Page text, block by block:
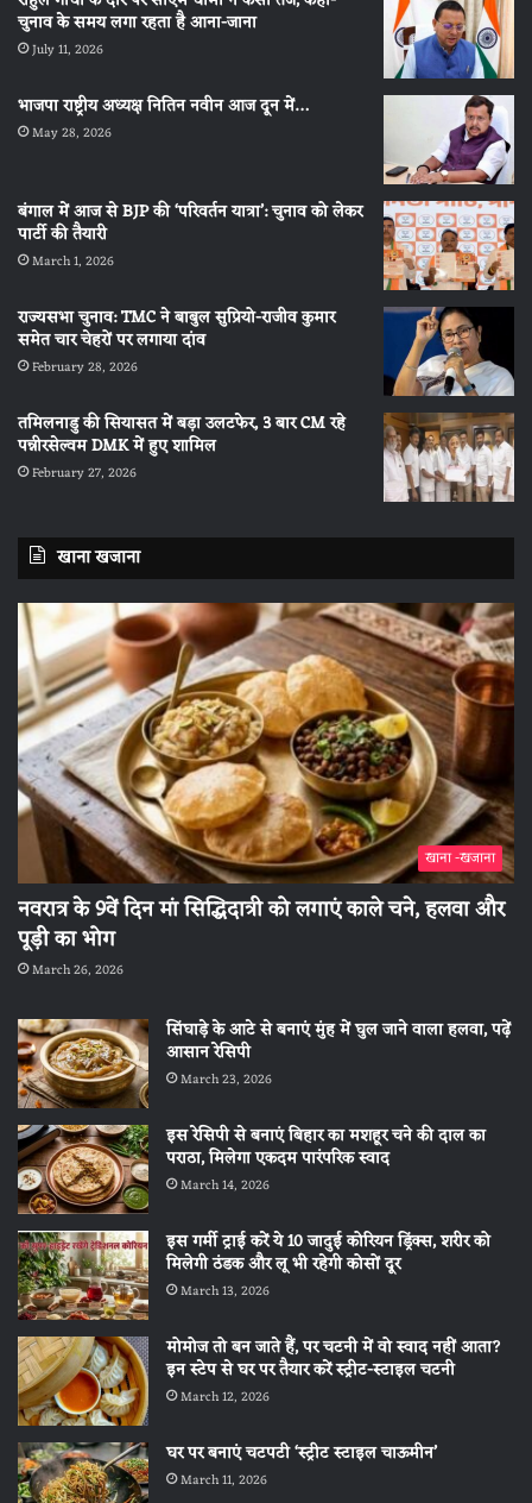
चुनाव के समय लगा रहता है आना-जाना
July 11, 2026
भाजपा राष्ट्रीय अध्यक्ष नितिन नवीन आज दून में…
May 28, 2026
बंगाल में आज से BJP की ‘परिवर्तन यात्रा’: चुनाव को लेकर
पार्टी की तैयारी
March 1, 2026
राज्यसभा चुनाव: TMC ने बाबुल सुप्रियो-राजीव कुमार
समेत चार चेहरों पर लगाया दांव
February 28, 2026
तमिलनाडु की सियासत में बड़ा उलटफेर, 3 बार CM रहे
पन्नीरसेल्वम DMK में हुए शामिल
February 27, 2026
खाना खजाना
खाना -खजाना
नवरात्र के 9वें दिन मां सिद्धिदात्री को लगाएं काले चने, हलवा और
पूड़ी का भोग
March 26, 2026
सिंघाड़े के आटे से बनाएं मुंह में घुल जाने वाला हलवा, पढ़ें
आसान रेसिपी
March 23, 2026
इस रेसिपी से बनाएं बिहार का मशहूर चने की दाल का
पराठा, मिलेगा एकदम पारंपरिक स्वाद
March 14, 2026
इस गर्मी ट्राई करें ये 10 जादुई कोरियन ड्रिंक्स, शरीर को
मिलेगी ठंडक और लू भी रहेगी कोसों दूर
March 13, 2026
मोमोज तो बन जाते हैं, पर चटनी में वो स्वाद नहीं आता?
इन स्टेप से घर पर तैयार करें स्ट्रीट-स्टाइल चटनी
March 12, 2026
घर पर बनाएं चटपटी ‘स्ट्रीट स्टाइल चाऊमीन’
March 11, 2026